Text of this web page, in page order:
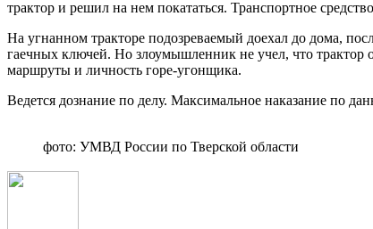
трактор и решил на нем покататься. Транспортное
На угнанном тракторе подозреваемый доехал до дома,
гаечных ключей. Но злоумышленник не учел, что трактор
маршруты и личность горе-угонщика.
Ведется дознание по делу. Максимальное наказание по
фото: УМВД России по Тверской области